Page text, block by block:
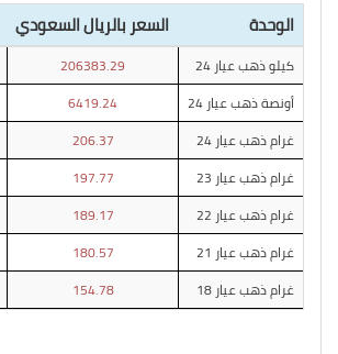
الوحدة السعر بالريال السعودي
كيلو ذهب عيار 24 206383.29
أونصة ذهب عيار 24
6419.24
غرام ذهب عيار 24
206.37
غرام ذهب عيار 23
197.77
غرام ذهب عيار 22
189.17
غرام ذهب عيار 21
180.57
غرام ذهب عيار 18
154.78